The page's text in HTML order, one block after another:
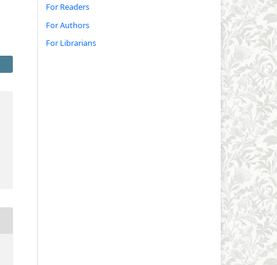
For Readers
For Authors
For Librarians